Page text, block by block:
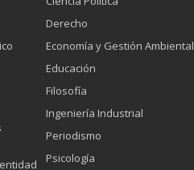
Derecho
Economía y Gestión Ambiental
Educación
Filosofía
Ingeniería Industrial
Periodismo
Psicología